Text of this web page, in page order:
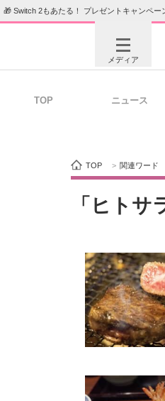
🎁 Switch 2もあたる！ プレゼントキャンペー
メディア
ITエンジニ
モノづくり
ちょっと気
TOP ニュース
TOP > 関連ワード
「ヒト